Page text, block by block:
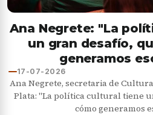
Ana Negrete: "La
un gran desafío,
generamos
17-07-2026
Ana Negrete, secretaria de
Plata: "La política cultural tiene
cómo generamos